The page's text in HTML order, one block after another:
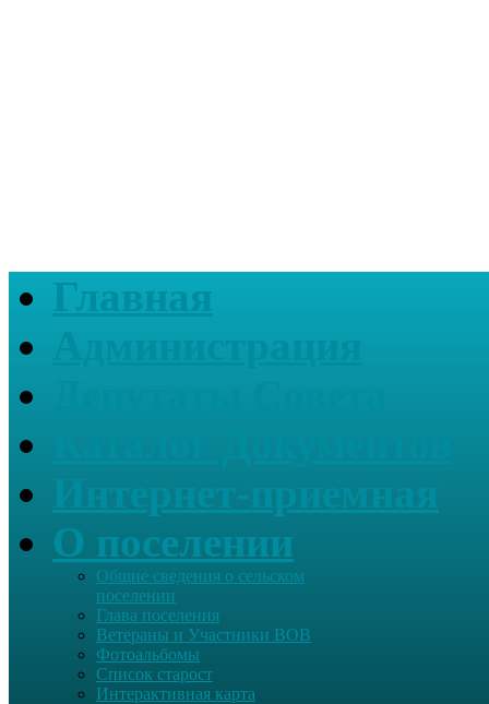
Главная
О поселении
Общие сведения о сельском
поселении
Глава поселения
Ветераны и Участники ВОВ
Фотоальбомы
Список старост
Интерактивная карта